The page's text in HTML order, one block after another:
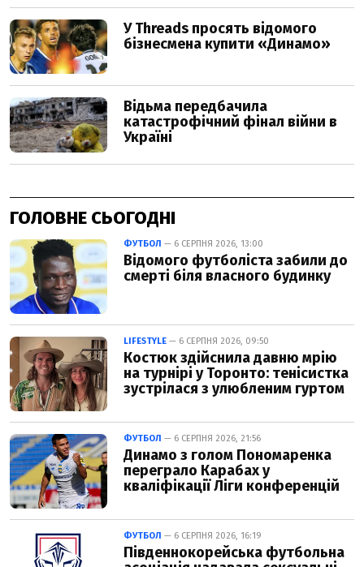
ГОЛОВНЕ СЬОГОДНІ
ФУТБОЛ — 6 СЕРПНЯ 2026, 13:00
Відомого футболіста забили до
смерті біля власного будинку
LIFESTYLE — 6 СЕРПНЯ 2026, 09:50
Костюк здійснила давню мрію
на турнірі у Торонто: тенісистка
зустрілася з улюбленим гуртом
ФУТБОЛ — 6 СЕРПНЯ 2026, 21:56
Динамо з голом Пономаренка
переграло Карабах у
кваліфікації Ліги конференцій
ФУТБОЛ — 6 СЕРПНЯ 2026, 16:19
Південнокорейська футбольна